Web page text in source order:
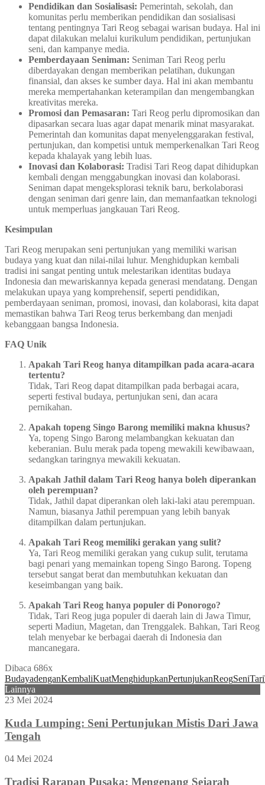
Pendidikan dan Sosialisasi: Pemerintah, sekolah, dan
komunitas perlu memberikan pendidikan dan sosialisasi
tentang pentingnya Tari Reog sebagai warisan budaya. Hal ini
dapat dilakukan melalui kurikulum pendidikan, pertunjukan
seni, dan kampanye media.
Pemberdayaan Seniman: Seniman Tari Reog perlu
diberdayakan dengan memberikan pelatihan, dukungan
finansial, dan akses ke sumber daya. Hal ini akan membantu
mereka mempertahankan keterampilan dan mengembangkan
kreativitas mereka.
Promosi dan Pemasaran: Tari Reog perlu dipromosikan dan
dipasarkan secara luas agar dapat menarik minat masyarakat.
Pemerintah dan komunitas dapat menyelenggarakan festival,
pertunjukan, dan kompetisi untuk memperkenalkan Tari Reog
kepada khalayak yang lebih luas.
Inovasi dan Kolaborasi: Tradisi Tari Reog dapat dihidupkan
kembali dengan menggabungkan inovasi dan kolaborasi.
Seniman dapat mengeksplorasi teknik baru, berkolaborasi
dengan seniman dari genre lain, dan memanfaatkan teknologi
untuk memperluas jangkauan Tari Reog.
Kesimpulan
Tari Reog merupakan seni pertunjukan yang memiliki warisan
budaya yang kuat dan nilai-nilai luhur. Menghidupkan kembali
tradisi ini sangat penting untuk melestarikan identitas budaya
Indonesia dan mewariskannya kepada generasi mendatang. Dengan
melakukan upaya yang komprehensif, seperti pendidikan,
pemberdayaan seniman, promosi, inovasi, dan kolaborasi, kita dapat
memastikan bahwa Tari Reog terus berkembang dan menjadi
kebanggaan bangsa Indonesia.
FAQ Unik
Apakah Tari Reog hanya ditampilkan pada acara-acara
tertentu?
Tidak, Tari Reog dapat ditampilkan pada berbagai acara,
seperti festival budaya, pertunjukan seni, dan acara
pernikahan.
Apakah topeng Singo Barong memiliki makna khusus?
Ya, topeng Singo Barong melambangkan kekuatan dan
keberanian. Bulu merak pada topeng mewakili kewibawaan,
sedangkan taringnya mewakili kekuatan.
Apakah Jathil dalam Tari Reog hanya boleh diperankan
oleh perempuan?
Tidak, Jathil dapat diperankan oleh laki-laki atau perempuan.
Namun, biasanya Jathil perempuan yang lebih banyak
ditampilkan dalam pertunjukan.
Apakah Tari Reog memiliki gerakan yang sulit?
Ya, Tari Reog memiliki gerakan yang cukup sulit, terutama
bagi penari yang memainkan topeng Singo Barong. Topeng
tersebut sangat berat dan membutuhkan kekuatan dan
keseimbangan yang baik.
Apakah Tari Reog hanya populer di Ponorogo?
Tidak, Tari Reog juga populer di daerah lain di Jawa Timur,
seperti Madiun, Magetan, dan Trenggalek. Bahkan, Tari Reog
telah menyebar ke berbagai daerah di Indonesia dan
mancanegara.
Dibaca 686x
BudayadenganKembaliKuatMenghidupkanPertunjukanReogSeniTari
Lainnya
23 Mei 2024
Kuda Lumping: Seni Pertunjukan Mistis Dari Jawa
Tengah
04 Mei 2024
Tradisi Rarapan Pusaka: Mengenang Sejarah